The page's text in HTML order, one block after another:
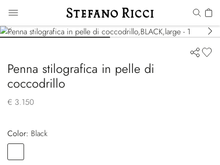
Penna stilografica in pelle di
coccodrillo
€ 3.150
Color:
black